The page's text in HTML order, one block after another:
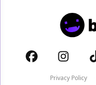
Privacy Policy